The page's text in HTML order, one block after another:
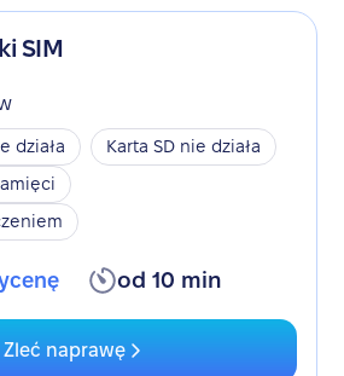
SIM
działa
Karta SD nie działa
od 10 min
Zleć naprawę